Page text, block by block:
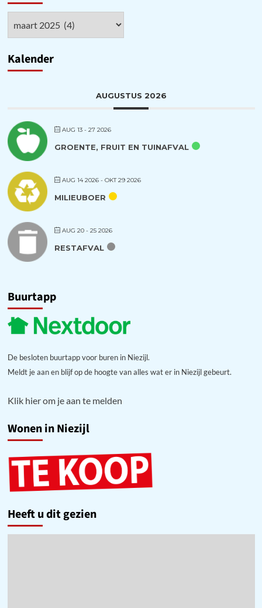
Kalender
AUGUSTUS 2026
AUG 13 - 27 2026
GROENTE, FRUIT EN TUINAFVAL
AUG 14 2026- OKT 29 2026
MILIEUBOER
AUG 20 - 25 2026
RESTAFVAL
Buurtapp
De besloten buurtapp voor buren in Niezijl.
Meldt je aan en blijf op de hoogte van alles wat er in Niezijl gebeurt.
Klik hier om je aan te melden
Wonen in Niezijl
Heeft u dit gezien